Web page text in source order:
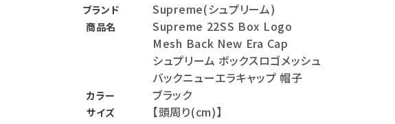
アクセサリーブランド Supreme(シュプリーム)
商品名
Supreme 22SS Box Logo
Mesh Back New Era Cap
シュプリーム ボックスロゴメッシュ
バックニューエラキャップ 帽子
カラー ブラック
サイズ
【頭周り(cm)】